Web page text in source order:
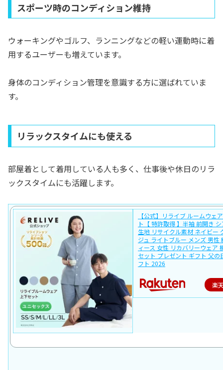
スポーツ時のコンディション維持
ウォーキングやゴルフ、ランニングなどの軽い運動時に着
用するユーザーも増えています。
身体のコンディション管理を意識する方に選ばれていま
す。
リラックスタイムにも使える
部屋着として着用している人も多く、仕事後や休日のリラ
ックスタイムにも活躍します。
【公式】リライブ ルームウェ
ト【 特許取得 】半袖 前開き
生地 リサイクル素材 ネイビー
ジュ ライトブルー メンズ 男性
ィース 女性 リカバリーウェア
セット プレゼント ギフト 父の
フト 2026
楽